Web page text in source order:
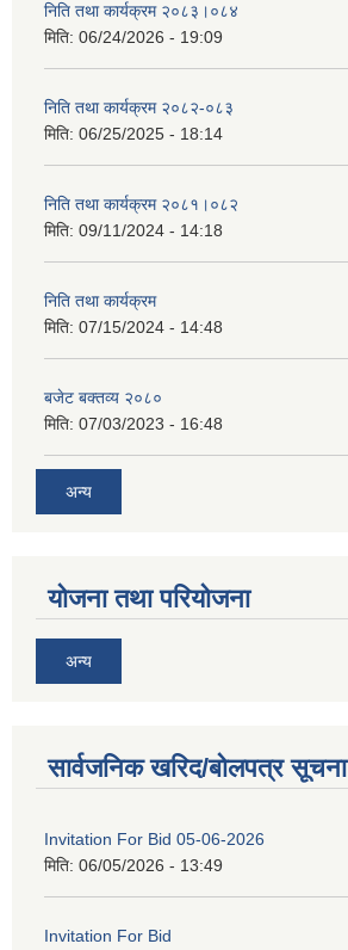
निति तथा कार्यक्रम २०८३।०८४
मिति: 06/24/2026 - 19:09
निति तथा कार्यक्रम २०८२-०८३
मिति: 06/25/2025 - 18:14
निति तथा कार्यक्रम २०८१।०८२
मिति: 09/11/2024 - 14:18
निति तथा कार्यक्रम
मिति: 07/15/2024 - 14:48
बजेट बक्तव्य २०८०
मिति: 07/03/2023 - 16:48
अन्य
योजना तथा परियोजना
अन्य
सार्वजनिक खरिद/बोलपत्र सूचना
Invitation For Bid 05-06-2026
मिति: 06/05/2026 - 13:49
Invitation For Bid